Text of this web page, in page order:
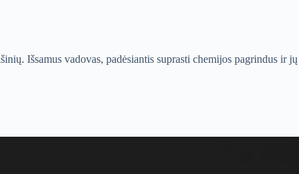
Išsamus vadovas, padėsiantis suprasti chemijos pagrindus ir jų